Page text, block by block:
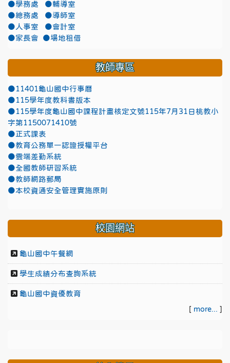
●學務處
●輔導室
●總務處
●導師室
●人事室
●會計室
●家長會
●場地租借
教師專區
●11401龜山國中行事曆
●115學年度教科書版本
●115學年度龜山國中課程計畫核定文號115年7月31日桃教小
字第1150071410號
●正式課表
●教育公務單一認證授權平台
●雲端差勤系統
●全國教師研習系統
●教師網路郵局
●本校資通安全管理實施原則
校園網站
龜山國中午餐網
學生成績分布查詢系統
龜山國中資優教育
[ more... ]